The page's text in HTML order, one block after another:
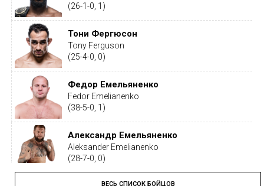
(26-1-0, 1)
Тони Фергюсон
Tony Ferguson
(25-4-0, 0)
Федор Емельяненко
Fedor Emelianenko
(38-5-0, 1)
Александр Емельяненко
Aleksander Emelianenko
(28-7-0, 0)
ВЕСЬ СПИСОК БОЙЦОВ